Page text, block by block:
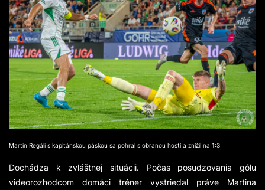
Martin Regáli s kapitánskou páskou sa pohral s obranou hostí a znížil na 1:3
Dochádza k zvláštnej situácii. Počas posudzovania gólu
videorozhodcom domáci tréner vystriedal práve Martina